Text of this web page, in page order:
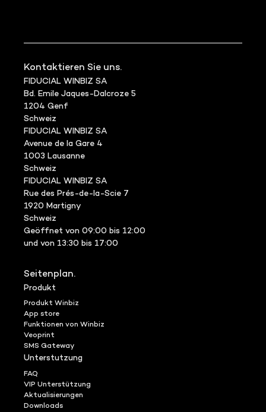
Kontaktieren Sie uns.
FIDUCIAL WINBIZ SA
Bd. Emile Jaques-Dalcroze 5
1204 Genf
Schweiz
FIDUCIAL WINBIZ SA
Avenue de la Gare 4
1003 Lausanne
Schweiz
FIDUCIAL WINBIZ SA
Rue des Prés-de-la-Scie 7
1920 Martigny
Schweiz
Geöffnet von 09:00 bis 12:00
und von 13:30 bis 17:00
Seitenplan.
Produkt
Produkt Winbiz
App store
Funktionen von Winbiz
Veoprint
SMS Gateway
Unterstutzung
FAQ
VIP Unterstützung
Aktualisierungen
Downloads